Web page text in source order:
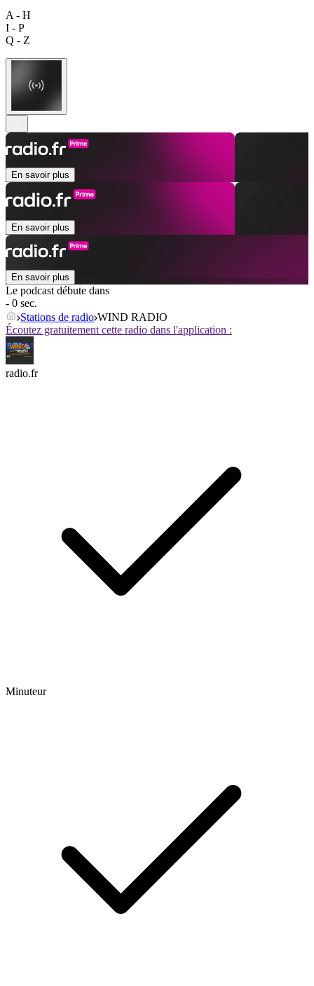
A - H
I - P
Q - Z
En savoir plus
En savoir plus
En savoir plus
Le podcast débute dans
- 0 sec.
Stations de radio WIND RADIO
Écoutez gratuitement cette radio dans l'application :
radio.fr
Minuteur